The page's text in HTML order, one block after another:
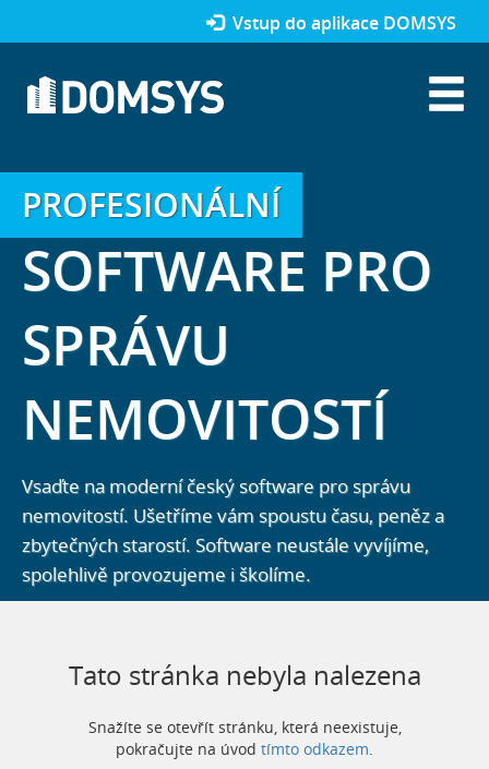
Vstup do aplikace DOMSYS
PROFESIONÁLNÍ
SOFTWARE PRO
SPRÁVU
NEMOVITOSTÍ
Vsaďte na moderní český software pro správu
nemovitostí. Ušetříme vám spoustu času, peněz a
zbytečných starostí. Software neustále vyvíjíme,
spolehlivě provozujeme i školíme.
Tato stránka nebyla nalezena
Snažíte se otevřít stránku, která neexistuje,
pokračujte na úvod tímto odkazem.